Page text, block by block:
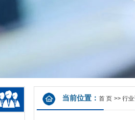
当前位置： 首 页 >> 行